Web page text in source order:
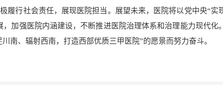
履行社会责任，展现医院担当。展望未来，医院将以党中央“实
加强医院内涵建设，不断推进医院治理体系和治理能力现代化
南、辐射西南，打造西部优质三甲医院”的愿景而努力奋斗。